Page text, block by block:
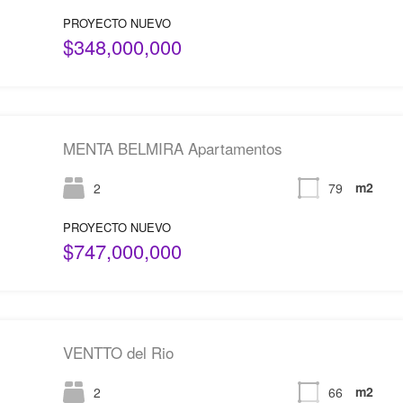
PROYECTO NUEVO
$348,000,000
MENTA BELMIRA Apartamentos
2 79 m2
PROYECTO NUEVO
$747,000,000
VENTTO del Rio
2 66 m2